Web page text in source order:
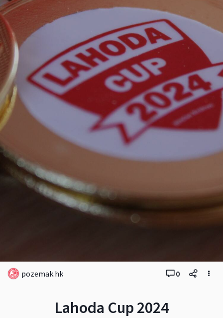
Lahoda Cup 2024
pozemak.hk 0